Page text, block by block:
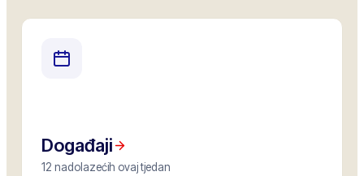
Događaji
12 nadolazećih ovaj tjedan